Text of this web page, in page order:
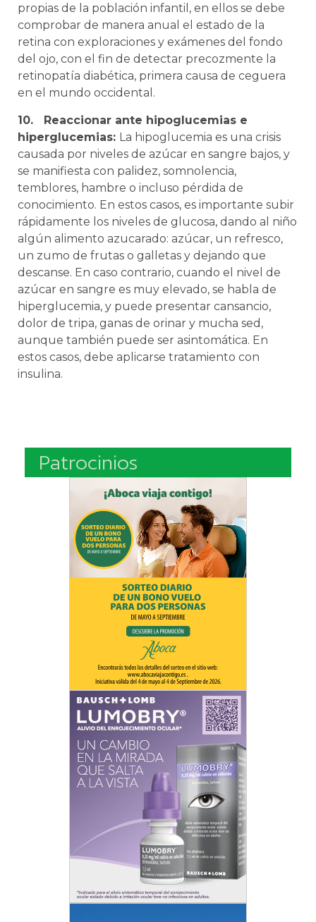
propias de la población infantil, en ellos se debe
comprobar de manera anual el estado de la
retina con exploraciones y exámenes del fondo
del ojo, con el fin de detectar precozmente la
retinopatía diabética, primera causa de ceguera
en el mundo occidental.
10. Reaccionar ante hipoglucemias e
hiperglucemias: La hipoglucemia es una crisis
causada por niveles de azúcar en sangre bajos, y
se manifiesta con palidez, somnolencia,
temblores, hambre o incluso pérdida de
conocimiento. En estos casos, es importante subir
rápidamente los niveles de glucosa, dando al niño
algún alimento azucarado: azúcar, un refresco,
un zumo de frutas o galletas y dejando que
descanse. En caso contrario, cuando el nivel de
azúcar en sangre es muy elevado, se habla de
hiperglucemia, y puede presentar cansancio,
dolor de tripa, ganas de orinar y mucha sed,
aunque también puede ser asintomática. En
estos casos, debe aplicarse tratamiento con
insulina.
Patrocinios